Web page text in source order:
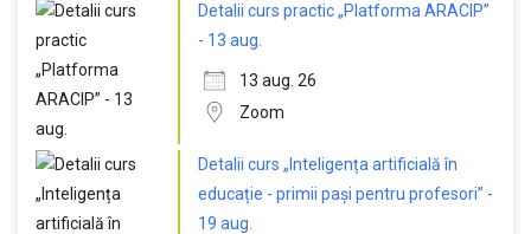
Detalii curs practic „Platforma ARACIP”
- 13 aug.
13 aug. 26
Zoom
Detalii curs „Inteligența artificială în
educație - primii pași pentru profesori” -
19 aug.